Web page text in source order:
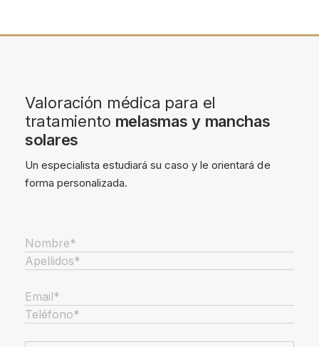
Valoración médica para el
tratamiento melasmas y manchas
solares
Un especialista estudiará su caso y le orientará de
forma personalizada.